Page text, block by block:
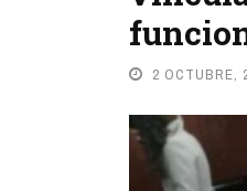
2 OCTUBRE,